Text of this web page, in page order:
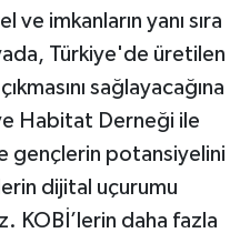
imkanların yanı sıra
Türkiye'de üretilen
sağlayacağına
Habitat Derneği ile
gençlerin potansiyelini
dijital uçurumu
KOBİ’lerin daha fazla